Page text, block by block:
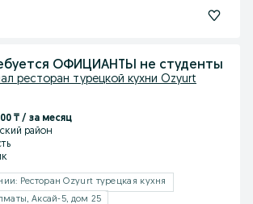
ОФИЦИАНТЫ не студенты
ресторан турецкой кухни Ozyurt
₸ / за месяц
район
Ресторан Ozyurt турецкая кухня
Аксай-5, дом 25